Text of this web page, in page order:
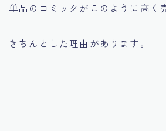
単品のコミックがこのように高く
きちんとした理由があります。